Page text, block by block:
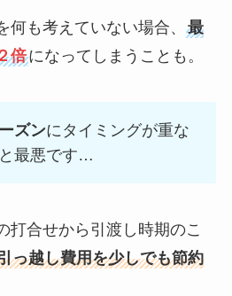
何も考えていない場合、 最
倍になってしまうことも。
ズンにタイミングが重な
最悪です…
打合せから引渡し時期のこ
っ越し費用を少しでも節約